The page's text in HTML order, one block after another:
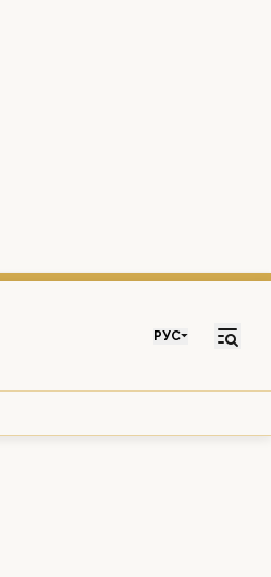
РУС